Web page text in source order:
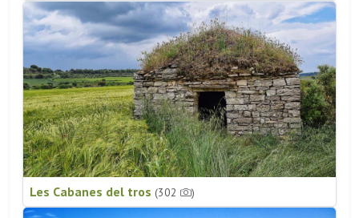
Les Cabanes del tros (302 )